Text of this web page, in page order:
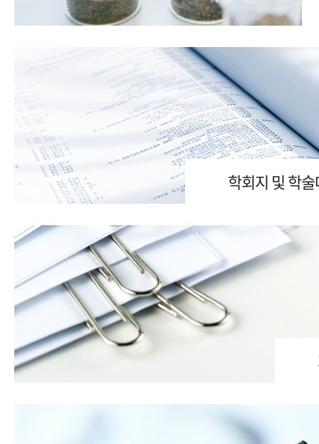
학회지 및 학